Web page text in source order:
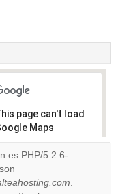
page can't load
Maps
Do you
own this
es PHP/5.2.6-
.